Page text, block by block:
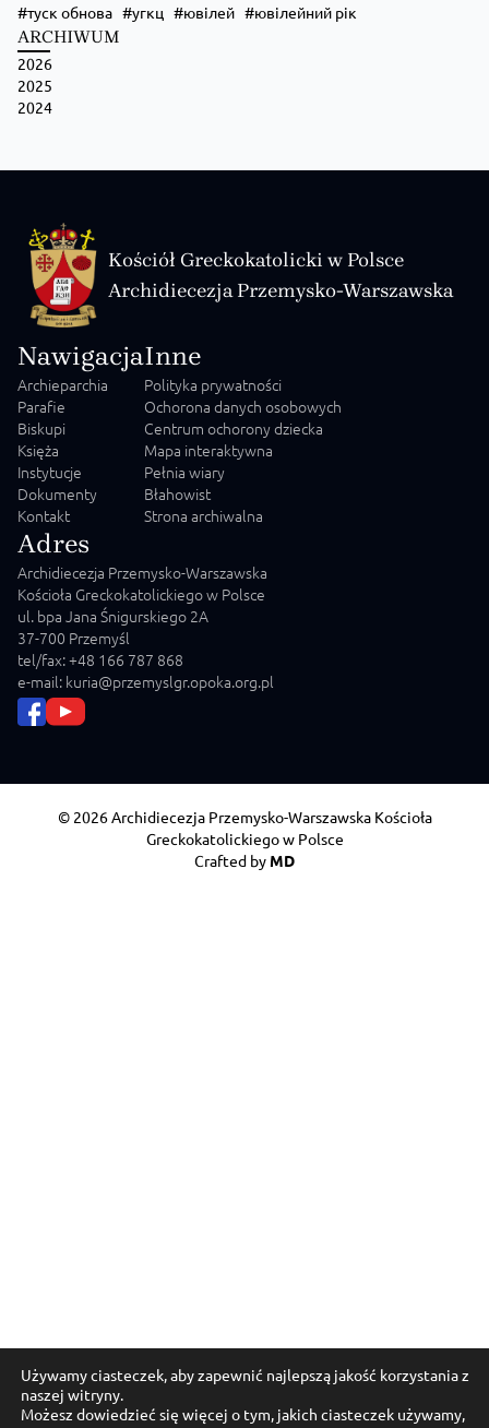
туск обнова
угкц ювілей ювілейний рік
ARCHIWUM
2026
2025
2024
Kościół Greckokatolicki w Polsce
Archidiecezja Przemysko-Warszawska
Nawigacja
Archieparchia
Parafie
Biskupi
Księża
Instytucje
Dokumenty
Kontakt
Inne
Polityka prywatności
Ochorona danych osobowych
Centrum ochorony dziecka
Mapa interaktywna
Pełnia wiary
Błahowist
Strona archiwalna
Adres
Archidiecezja Przemysko-Warszawska
Kościoła Greckokatolickiego w Polsce
ul. bpa Jana Śnigurskiego 2A
37-700 Przemyśl
tel/fax: +48 166 787 868
e-mail: kuria@przemyslgr.opoka.org.pl
© 2026 Archidiecezja Przemysko-Warszawska Kościoła
Greckokatolickiego w Polsce
Crafted by MD
Używamy ciasteczek, aby zapewnić najlepszą jakość korzystania z
naszej witryny.
Możesz dowiedzieć się więcej o tym, jakich ciasteczek używamy,